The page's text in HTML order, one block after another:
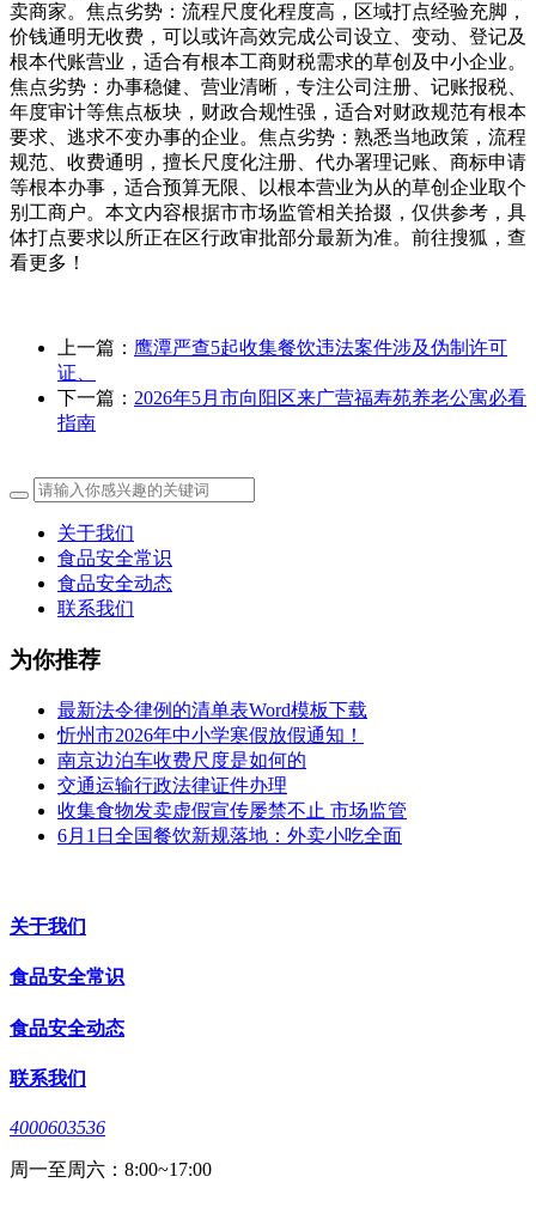
卖商家。焦点劣势：流程尺度化程度高，区域打点经验充脚，
价钱通明无收费，可以或许高效完成公司设立、变动、登记及
根本代账营业，适合有根本工商财税需求的草创及中小企业。
焦点劣势：办事稳健、营业清晰，专注公司注册、记账报税、
年度审计等焦点板块，财政合规性强，适合对财政规范有根本
要求、逃求不变办事的企业。焦点劣势：熟悉当地政策，流程
规范、收费通明，擅长尺度化注册、代办署理记账、商标申请
等根本办事，适合预算无限、以根本营业为从的草创企业取个
别工商户。本文内容根据市市场监管相关拾掇，仅供参考，具
体打点要求以所正在区行政审批部分最新为准。前往搜狐，查
看更多！
上一篇： 鹰潭严查5起收集餐饮违法案件涉及伪制许可
证、
下一篇： 2026年5月市向阳区来广营福寿苑养老公寓必看
指南
关于我们
食品安全常识
食品安全动态
联系我们
为你推荐
最新法令律例的清单表Word模板下载
忻州市2026年中小学寒假放假通知！
南京边泊车收费尺度是如何的
交通运输行政法律证件办理
收集食物发卖虚假宣传屡禁不止 市场监管
6月1日全国餐饮新规落地：外卖小吃全面
关于我们
食品安全常识
食品安全动态
联系我们
4000603536
周一至周六：8:00~17:00